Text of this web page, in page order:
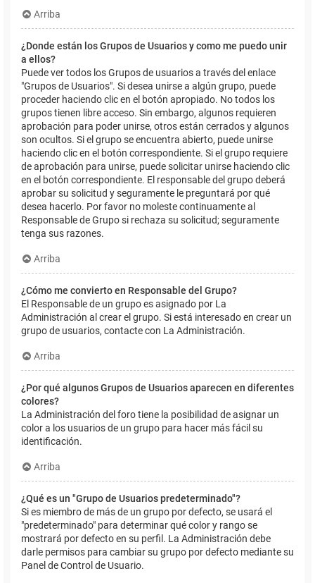
Arriba
¿Donde están los Grupos de Usuarios y como me puedo unir
a ellos?
Puede ver todos los Grupos de usuarios a través del enlace
"Grupos de Usuarios". Si desea unirse a algún grupo, puede
proceder haciendo clic en el botón apropiado. No todos los
grupos tienen libre acceso. Sin embargo, algunos requieren
aprobación para poder unirse, otros están cerrados y algunos
son ocultos. Si el grupo se encuentra abierto, puede unirse
haciendo clic en el botón correspondiente. Si el grupo requiere
de aprobación para unirse, puede solicitar unirse haciendo clic
en el botón correspondiente. El responsable del grupo deberá
aprobar su solicitud y seguramente le preguntará por qué
desea hacerlo. Por favor no moleste continuamente al
Responsable de Grupo si rechaza su solicitud; seguramente
tenga sus razones.
Arriba
¿Cómo me convierto en Responsable del Grupo?
El Responsable de un grupo es asignado por La
Administración al crear el grupo. Si está interesado en crear un
grupo de usuarios, contacte con La Administración.
Arriba
¿Por qué algunos Grupos de Usuarios aparecen en diferentes
colores?
La Administración del foro tiene la posibilidad de asignar un
color a los usuarios de un grupo para hacer más fácil su
identificación.
Arriba
¿Qué es un "Grupo de Usuarios predeterminado"?
Si es miembro de más de un grupo por defecto, se usará el
"predeterminado" para determinar qué color y rango se
mostrará por defecto en su perfil. La Administración debe
darle permisos para cambiar su grupo por defecto mediante su
Panel de Control de Usuario.